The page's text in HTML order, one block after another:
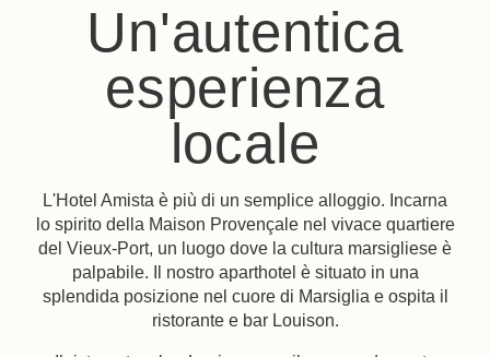
Un'autentica
esperienza
locale
L'Hotel Amista è più di un semplice alloggio. Incarna
lo spirito della Maison Provençale nel vivace quartiere
del Vieux-Port, un luogo dove la cultura marsigliese è
palpabile. Il nostro aparthotel è situato in una
splendida posizione nel cuore di Marsiglia e ospita il
ristorante e bar Louison.